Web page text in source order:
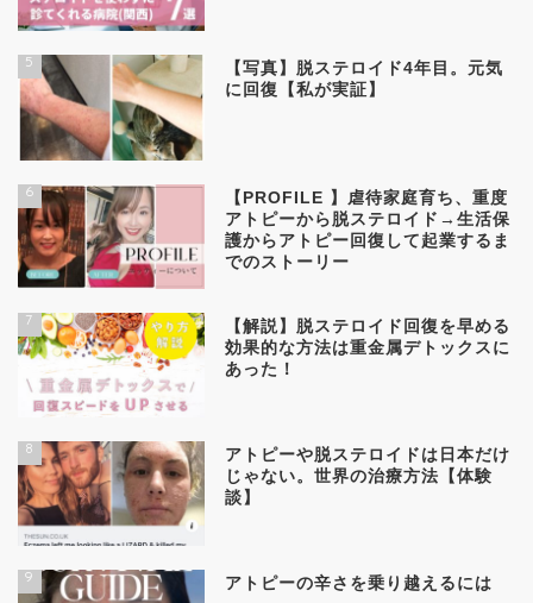
5
【写真】脱ステロイド4年目。元気
に回復【私が実証】
6
【PROFILE 】虐待家庭育ち、重度
アトピーから脱ステロイド→生活保
護からアトピー回復して起業するま
でのストーリー
7
【解説】脱ステロイド回復を早める
効果的な方法は重金属デトックスに
あった！
8
アトピーや脱ステロイドは日本だけ
じゃない。世界の治療方法【体験
談】
9 アトピーの辛さを乗り越えるには